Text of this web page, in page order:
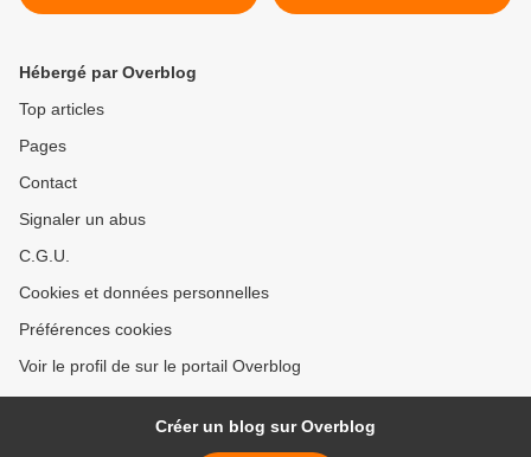
Essen 2017
2017 >
Hébergé par Overblog
Top articles
Pages
Contact
Signaler un abus
C.G.U.
Cookies et données personnelles
Préférences cookies
Voir le profil de sur le portail Overblog
Créer un blog sur Overblog